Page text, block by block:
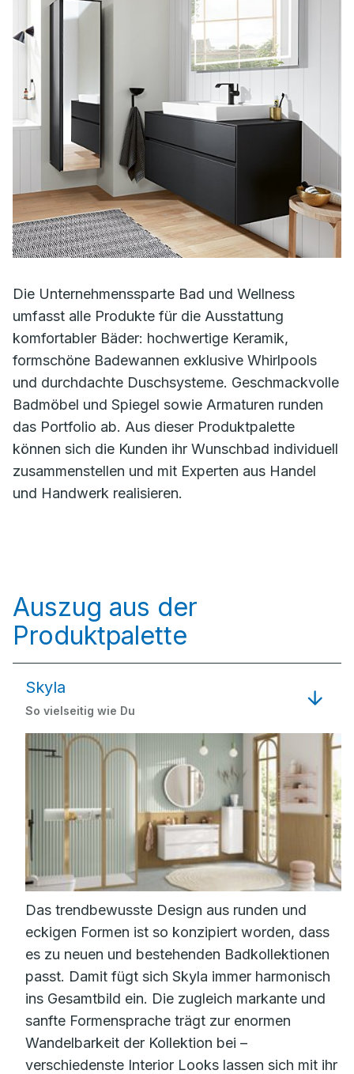
Die Unternehmenssparte Bad und Wellness
umfasst alle Produkte für die Ausstattung
komfortabler Bäder: hochwertige Keramik,
formschöne Badewannen exklusive Whirlpools
und durchdachte Duschsysteme. Geschmackvolle
Badmöbel und Spiegel sowie Armaturen runden
das Portfolio ab. Aus dieser Produktpalette
können sich die Kunden ihr Wunschbad individuell
zusammenstellen und mit Experten aus Handel
und Handwerk realisieren.
Auszug aus der
Produktpalette
Skyla
So vielseitig wie Du
Das trendbewusste Design aus runden und
eckigen Formen ist so konzipiert worden, dass
es zu neuen und bestehenden Badkollektionen
passt. Damit fügt sich Skyla immer harmonisch
ins Gesamtbild ein. Die zugleich markante und
sanfte Formensprache trägt zur enormen
Wandelbarkeit der Kollektion bei –
verschiedenste Interior Looks lassen sich mit ihr